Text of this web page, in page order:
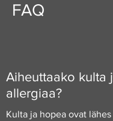
FAQ
Aiheuttaako kulta
allergiaa?
Kulta ja hopea ovat lähes